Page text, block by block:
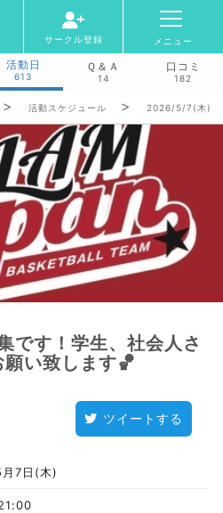
サークル登録 メニュー
活動日
613
Ｑ＆Ａ
14
口コミ
182
活動スケジュール 2026/5/7(木)
です！学生、社会人さ
い致します🏀
ツイートする
7日(木)